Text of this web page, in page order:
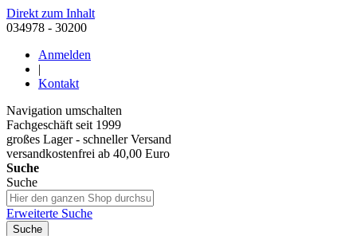
Direkt zum Inhalt
034978 - 30200
Anmelden
|
Kontakt
Navigation umschalten
Fachgeschäft seit 1999
großes Lager - schneller Versand
versandkostenfrei ab 40,00 Euro
Suche
Suche
Erweiterte Suche
Suche